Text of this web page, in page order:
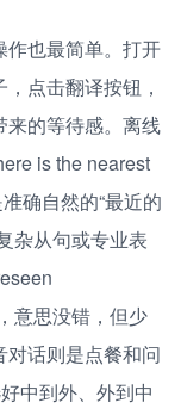
作也最简单。打开
点击翻译按钮，
来的等待感。离线
is the nearest
确自然的“最近的
杂从句或专业表
意思没错，但少
话则是点餐和问
中到外、外到中